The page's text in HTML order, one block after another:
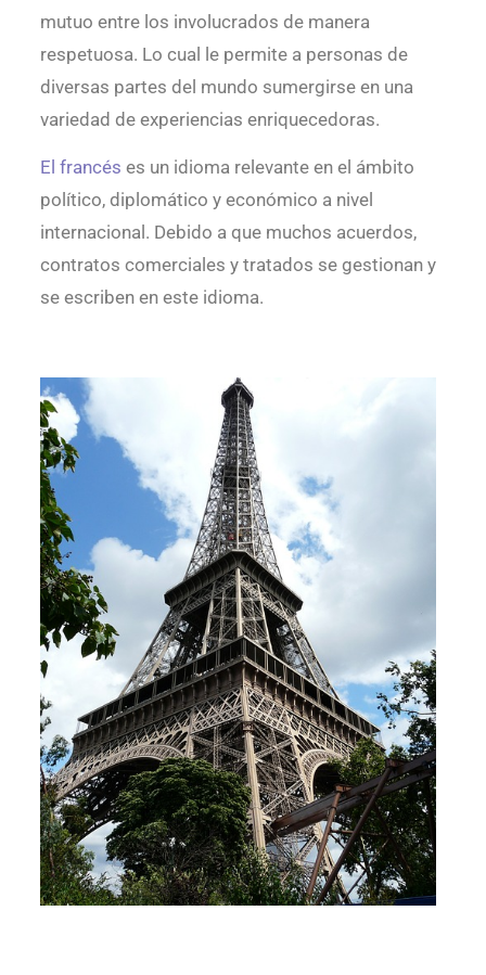
mutuo entre los involucrados de manera
respetuosa. Lo cual le permite a personas de
diversas partes del mundo sumergirse en una
variedad de experiencias enriquecedoras.
El francés es un idioma relevante en el ámbito
político, diplomático y económico a nivel
internacional. Debido a que muchos acuerdos,
contratos comerciales y tratados se gestionan y
se escriben en este idioma.